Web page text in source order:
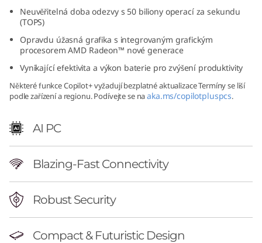
1
4
A
M
D
L
Neuvěřitelná doba odezvy s 50 biliony operací za sekundu
(TOPS)
Opravdu úžasná grafika s integrovaným grafickým
procesorem AMD Radeon™ nové generace
Vynikající efektivita a výkon baterie pro zvýšení produktivity
Některé funkce Copilot+ vyžadují bezplatné aktualizace Termíny se liší
podle zařízení a regionu. Podívejte se naaka.ms/copilotpluspcs.
AI PC
Blazing-Fast Connectivity
Robust Security
Compact & Futuristic Design